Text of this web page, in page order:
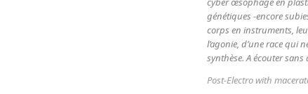
génétiques -encore
corps en instruments,
l’agonie, d’une race qui
synthèse. A écouter sans
Post-Electro with